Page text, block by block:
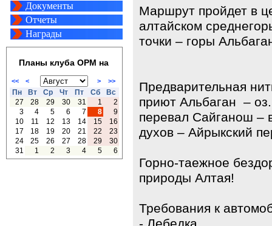
Документы
Отчеты
Награды
Планы клуба ОРМ на
<< < > >>
Пн Вт Ср Чт Пт Сб
Вс
27
28 29 30 31 1
2
3
4 5 6 7 8
9
10
11 12 13 14 15
16
17
18 19 20 21 22
23
24
25 26 27 28 29
30
31
1 2 3 4 5 6
Маршрут пройдет в
алтайском
точки – горы
Предварительная
приют Альбаган –
перевал Сайганош –
духов – Айрыкский
Горно-таежное
природы Алтая!
Требования к